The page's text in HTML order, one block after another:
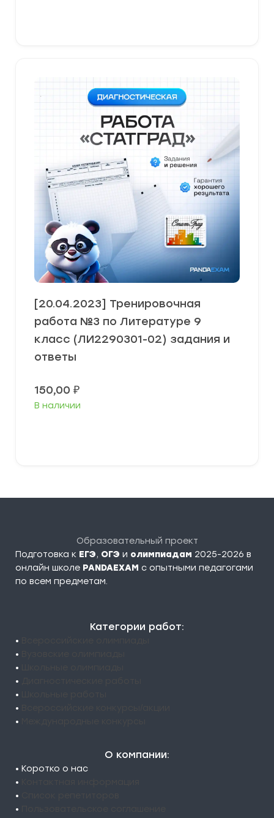
[20.04.2023] Тренировочная
работа №3 по Литературе 9
класс (ЛИ2290301-02) задания и
ответы
150,00 ₽
В наличии
Образовательный проект
Подготовка к ЕГЭ, ОГЭ и олимпиадам 2025-2026 в
онлайн школе PANDAEXAM c опытными педагогами
по всем предметам.
Категории работ:
•
•
•
•
•
•
•
О компании:
• Коротко о нас
•
•
•